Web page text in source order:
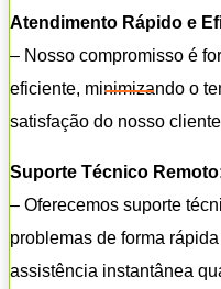
Atendimento Rápido e
– Nosso compromisso é
eficiente, minimizando o
satisfação do nosso
Suporte Técnico
– Oferecemos suporte
problemas de forma
assistência instantânea